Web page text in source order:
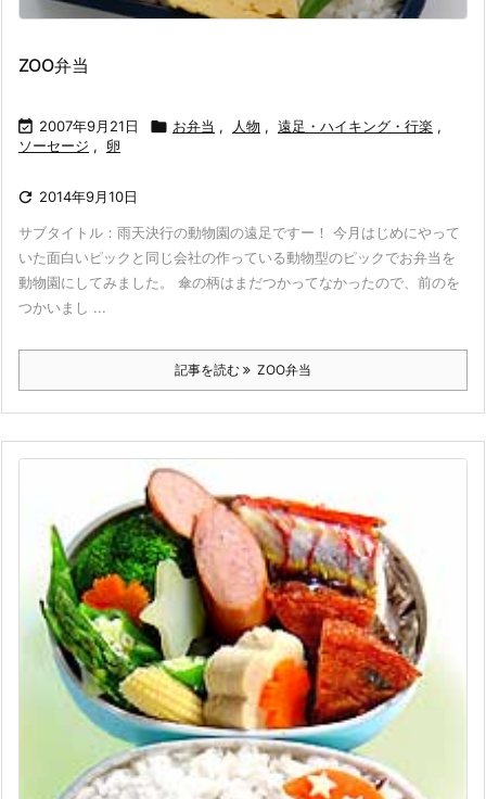
ZOO弁当
 2007年9月21日  お弁当 , 人物 , 遠足・ハイキング・行楽 ,
ソーセージ , 卵
 2014年9月10日
サブタイトル：雨天決行の動物園の遠足ですー！ 今月はじめにやって
いた面白いピックと同じ会社の作っている動物型のピックでお弁当を
動物園にしてみました。 傘の柄はまだつかってなかったので、前のを
つかいまし ...
記事を読む ZOO弁当